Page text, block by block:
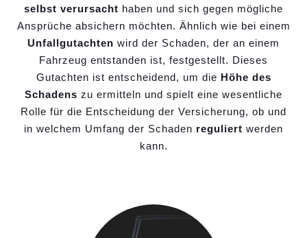
selbst verursacht haben und sich gegen mögliche
Ansprüche absichern möchten. Ähnlich wie bei einem
Unfallgutachten wird der Schaden, der an einem
Fahrzeug entstanden ist, festgestellt. Dieses
Gutachten ist entscheidend, um die Höhe des
Schadens zu ermitteln und spielt eine wesentliche
Rolle für die Entscheidung der Versicherung, ob und
in welchem Umfang der Schaden reguliert werden
kann.